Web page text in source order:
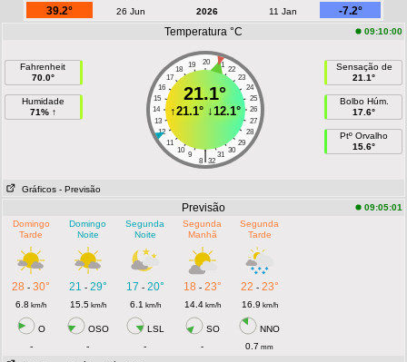
39.2°
26 Jun 2026 11 Jan
-7.2°
Temperatura °C
09:10:00
Fahrenheit
70.0°
Humidade
71% ↑
20
19 21
18
22
17
23
16
24
15
25
14
26
13
27
12
28
11
29
10
30
9 31
|
8 32
21.1°
↑21.1°↓12.1°
Sensação de
21.1°
Bolbo Húm.
17.6°
Ptº Orvalho
15.6°
Gráficos - Previsão
Previsão
09:05:01
Domingo
Tarde
Domingo
Noite
Segunda
Noite
Segunda
Manhã
Segunda
Tarde
28 -30° 21 - 29° 17 - 20° 18 - 23° 22 - 23°
6.8 km/h 15.5km/h 6.1 km/h 14.4km/h 16.9 km/h
O OSO LSL SO
NNO
-
- - - 0.7 mm